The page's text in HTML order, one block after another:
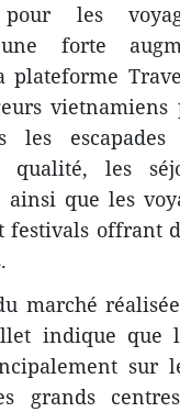
pour les
forte
plateforme
escapades
qualité, les
ainsi que les
festivals offrant
marché
indique que
sur
grands